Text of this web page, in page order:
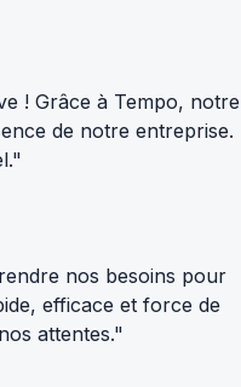
! Grâce à Tempo, notre
de notre entreprise.
nos besoins pour
efficace et force de
attentes."